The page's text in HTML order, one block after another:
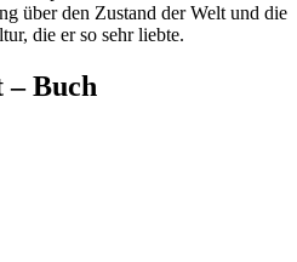
über den Zustand der Welt und die
die er so sehr liebte.
– Buch